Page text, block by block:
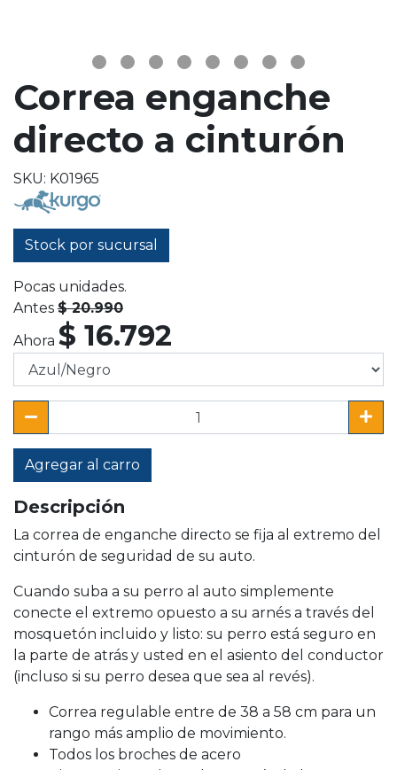
Correa enganche
directo a cinturón
SKU: K01965
Stock por sucursal
Pocas unidades.
Antes $ 20.990
Ahora $ 16.792
Agregar al carro
Descripción
La correa de enganche directo se fija al extremo del
cinturón de seguridad de su auto.
Cuando suba a su perro al auto simplemente
conecte el extremo opuesto a su arnés a través del
mosquetón incluido y listo: su perro está seguro en
la parte de atrás y usted en el asiento del conductor
(incluso si su perro desea que sea al revés).
Correa regulable entre de 38 a 58 cm para un
rango más amplio de movimiento.
Todos los broches de acero